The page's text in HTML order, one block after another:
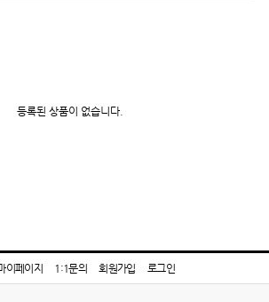
등록된 상품이 없습니다.
이페이지 1:1문의 회원가입 로그인